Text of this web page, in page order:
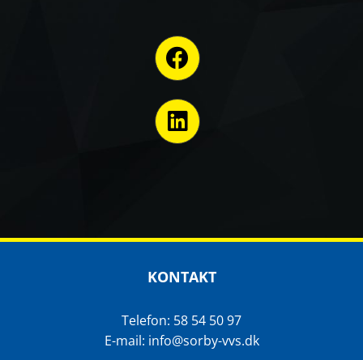
KONTAKT
Telefon: 58 54 50 97
E-mail: info@sorby-vvs.dk